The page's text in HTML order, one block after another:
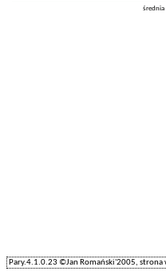
średnia
Pary.4.1.0.23 ©Jan Romański'2005,